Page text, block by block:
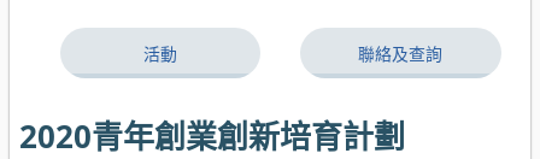
活動 聯絡及查詢
2020青年創業創新培育計劃